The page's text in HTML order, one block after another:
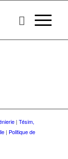
| Tésim,
| Politique de